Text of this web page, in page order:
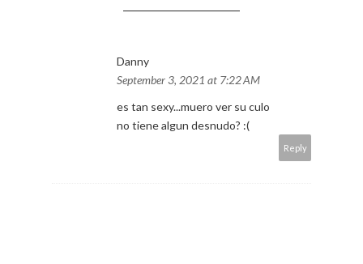
Danny
September 3, 2021 at 7:22 AM
es tan sexy...muero ver su culo
no tiene algun desnudo? :(
Reply